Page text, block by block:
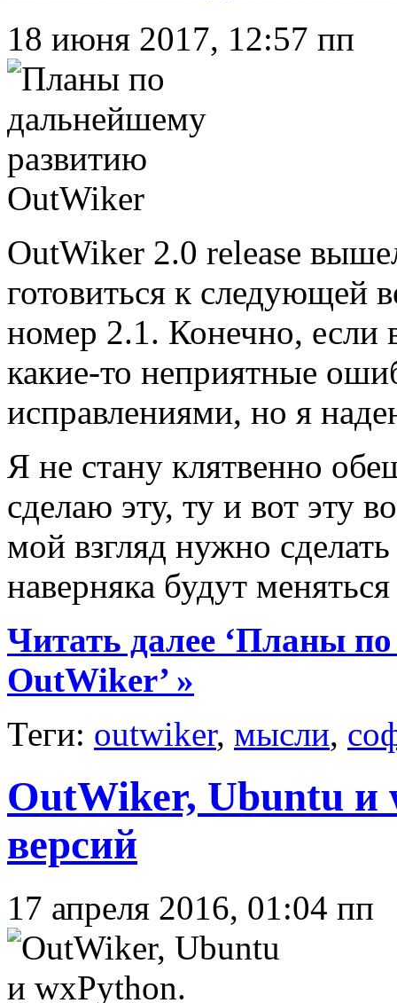
18 июня 2017, 12:57 пп
OutWiker 2.0 release
готовиться к следующей
номер 2.1. Конечно, если
какие-то неприятные
исправлениями, но я
Я не стану клятвенно
сделаю эту, ту и вот эту
мой взгляд нужно
наверняка будут
Читать далее ‘Планы
OutWiker’ »
Теги: outwiker, мысли,
OutWiker, Ubuntu и
версий
17 апреля 2016, 01:04 пп